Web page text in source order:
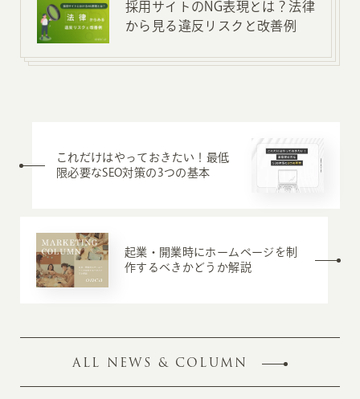
採用サイトのNG表現とは？法律
から見る違反リスクと改善例
これだけはやっておきたい！最低
限必要なSEO対策の3つの基本
起業・開業時にホームページを制
作するべきかどうか解説
ALL NEWS & COLUMN